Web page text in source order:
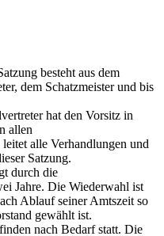
besteht aus dem
dem Schatzmeister und bis
hat den Vorsitz in
allen
alle Verhandlungen und
Satzung.
durch die
Jahre. Die Wiederwahl ist
Ablauf seiner Amtszeit so
gewählt ist.
nach Bedarf statt. Die